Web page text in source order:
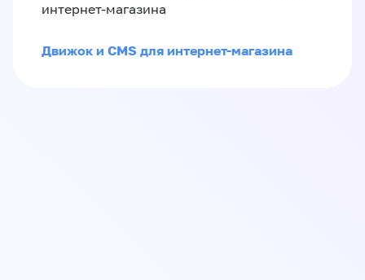
интернет-магазина
Движок и CMS для интернет-магазина